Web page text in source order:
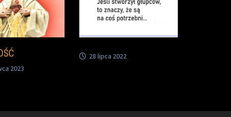
2023
28 lipca 2022